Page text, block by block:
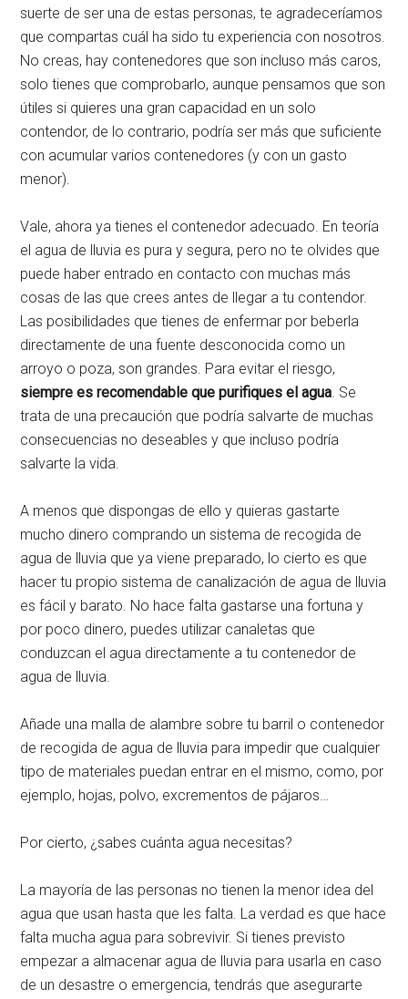
suerte de ser una de estas personas, te agradeceríamos
que compartas cuál ha sido tu experiencia con nosotros.
No creas, hay contenedores que son incluso más caros,
solo tienes que comprobarlo, aunque pensamos que son
útiles si quieres una gran capacidad en un solo
contendor, de lo contrario, podría ser más que suficiente
con acumular varios contenedores (y con un gasto
menor).
Vale, ahora ya tienes el contenedor adecuado. En teoría
el agua de lluvia es pura y segura, pero no te olvides que
puede haber entrado en contacto con muchas más
cosas de las que crees antes de llegar a tu contendor.
Las posibilidades que tienes de enfermar por beberla
directamente de una fuente desconocida como un
arroyo o poza, son grandes. Para evitar el riesgo,
siempre es recomendable que purifiques el agua. Se
trata de una precaución que podría salvarte de muchas
consecuencias no deseables y que incluso podría
salvarte la vida.
A menos que dispongas de ello y quieras gastarte
mucho dinero comprando un sistema de recogida de
agua de lluvia que ya viene preparado, lo cierto es que
hacer tu propio sistema de canalización de agua de lluvia
es fácil y barato. No hace falta gastarse una fortuna y
por poco dinero, puedes utilizar canaletas que
conduzcan el agua directamente a tu contenedor de
agua de lluvia.
Añade una malla de alambre sobre tu barril o contenedor
de recogida de agua de lluvia para impedir que cualquier
tipo de materiales puedan entrar en el mismo, como, por
ejemplo, hojas, polvo, excrementos de pájaros…
Por cierto, ¿sabes cuánta agua necesitas?
La mayoría de las personas no tienen la menor idea del
agua que usan hasta que les falta. La verdad es que hace
falta mucha agua para sobrevivir. Si tienes previsto
empezar a almacenar agua de lluvia para usarla en caso
de un desastre o emergencia, tendrás que asegurarte